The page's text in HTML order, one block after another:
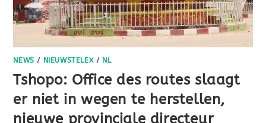
NEWS / NIEUWSTELEX/ NL
Tshopo: Office des routes slaagt
er niet in wegen te herstellen,
nieuwe provinciale directeur